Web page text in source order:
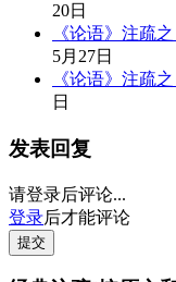
20日
《论语》注疏
5月27日
《论语》注疏
日
发表回复
请登录后评论...
登录后才能评论
提交